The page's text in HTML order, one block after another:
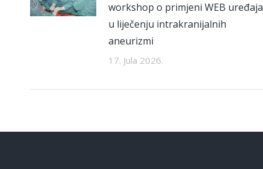
workshop o primjeni WEB uređaja
u liječenju intrakranijalnih
aneurizmi
17. Jula 2026.